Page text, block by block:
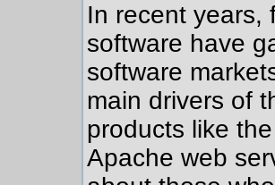
In recent years,
software have
software
main drivers of
products like
Apache web